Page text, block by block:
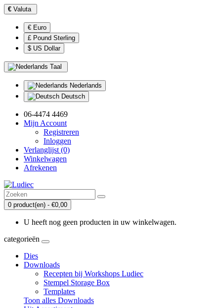
€ Valuta
€ Euro
£ Pound Sterling
$ US Dollar
Taal
Nederlands
Deutsch
06-4474 4469
Mijn Account
Registreren
Inloggen
Verlanglijst (0)
Winkelwagen
Afrekenen
0 product(en) - €0,00
U heeft nog geen producten in uw winkelwagen.
categorieën
Dies
Downloads
Recepten bij Workshops Ludiec
Stempel Storage Box
Templates
Toon alles Downloads